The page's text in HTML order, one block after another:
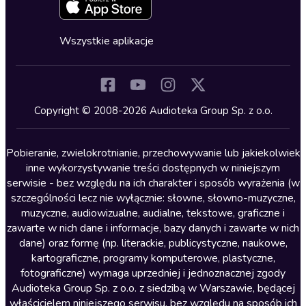
Kryminały
Lektury szkolne
Literatura anglojęzyczna
Literatura faktu
Literatura obyczajowa
Literatura piękna obca
Literatura piękna polska
Nagrania relaksacyjne
Nauka języków
Cykle audiobooków
Wszystkie aplikacje
Copyright © 2008-2026 Audioteka Group Sp. z o.o.
Pobieranie, zwielokrotnianie, przechowywanie lub jakiekolwiek
inne wykorzystywanie treści dostępnych w niniejszym
serwisie - bez względu na ich charakter i sposób wyrażenia (w
szczególności lecz nie wyłącznie: słowne, słowno-muzyczne,
muzyczne, audiowizualne, audialne, tekstowe, graficzne i
zawarte w nich dane i informacje, bazy danych i zawarte w nich
dane) oraz formę (np. literackie, publicystyczne, naukowe,
kartograficzne, programy komputerowe, plastyczne,
fotograficzne) wymaga uprzedniej i jednoznacznej zgody
Audioteka Group Sp. z o.o. z siedzibą w Warszawie, będącej